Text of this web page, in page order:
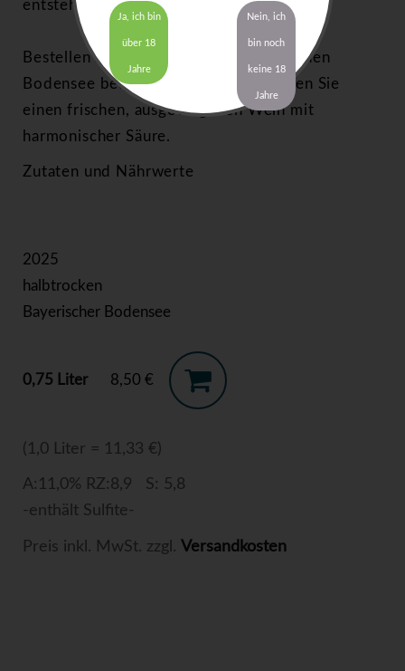
entsteht.
Bestellen Sie en Rotling vom Bayerischen
Bodensee bequem online und genießen Sie
einen frischen, ausgewogenen Wein mit
harmonischer Säure.
Zutaten und Nährwerte
2025
halbtrocken
Bayerischer Bodensee
0,75 Liter 8,50 €
(1,0 Liter = 11,33 €)
A:11,0% RZ:8,9 S: 5,8
-enthält Sulfite-
Preis inkl. MwSt. zzgl. Versandkosten
Ja, ich bin
über 18
Jahre
Nein, ich
bin noch
keine 18
Jahre